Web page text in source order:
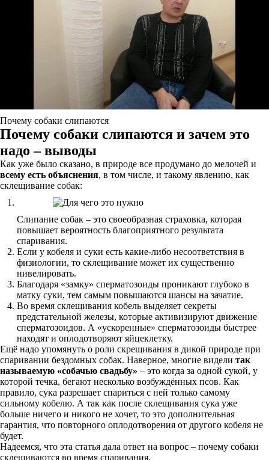
Почему собаки слипаются
Почему собаки слипаются и зачем это
надо – выводы
Как уже было сказано, в природе все продумано до мелочей и
всему есть объяснения, в том числе, и такому явлению, как
склещивание собак:
Слипание собак – это своеобразная страховка, которая
повышает вероятность благоприятного результата
спаривания.
Если у кобеля и суки есть какие-либо несоответствия в
физиологии, то склещивание может их существенно
нивелировать.
Благодаря «замку» сперматозоиды проникают глубоко в
матку суки, тем самым повышаются шансы на зачатие.
Во время склещивания кобель выделяет секреты
предстательной железы, которые активизируют движение
сперматозоидов. А «ускоренные» сперматозоиды быстрее
находят и оплодотворяют яйцеклетку.
Ещё надо упомянуть о роли скрещивания в дикой природе при
спаривании бездомных собак. Наверное, многие видели так
называемую «собачью свадьбу» – это когда за одной сукой, у
которой течка, бегают несколько возбуждённых псов. Как
правило, сука разрешает спариться с ней только самому
сильному кобелю. А так как после склещивания сука уже
больше ничего и никого не хочет, то это дополнительная
гарантия, что повторного оплодотворения от другого кобеля не
будет.
Надеемся, что эта статья дала ответ на вопрос – почему собаки
склещиваются во время спаривания.